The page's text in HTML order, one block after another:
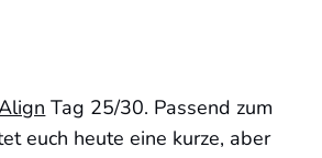
Tag 25/30. Passend zum
euch heute eine kurze, aber